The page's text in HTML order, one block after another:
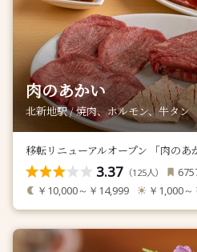
肉のあかい
北新地駅 / 焼肉、ホルモン、牛タン
移転リニューアルオープン 「肉のあ
3.37 （125人）
￥10,000～￥14,999 ￥1,000